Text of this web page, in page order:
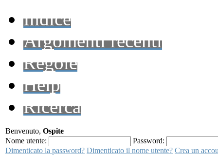
Indice
Argomenti recenti
Regole
Help
Ricerca
Benvenuto, Ospite
Nome utente:
Password:
Dimenticato la password? Dimenticato il nome utente? Crea un